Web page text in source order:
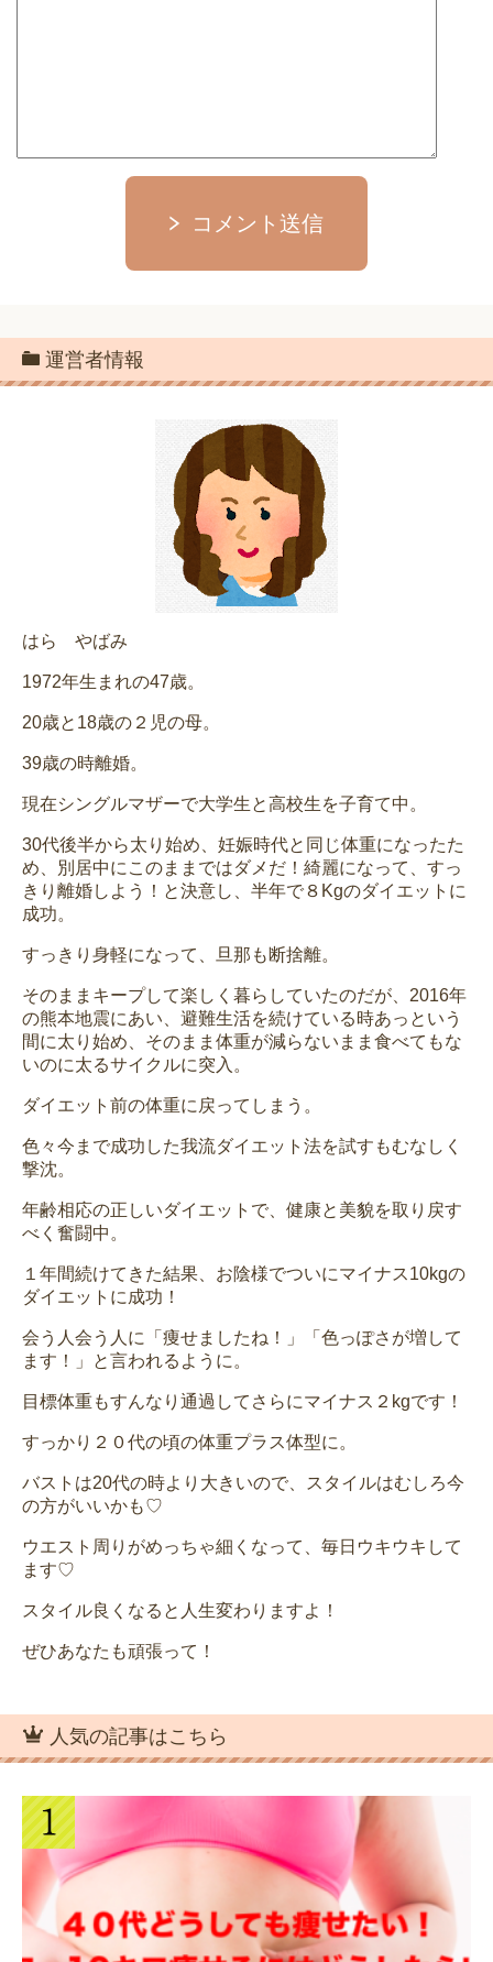
コメント送信
運営者情報
はら やばみ
1972年生まれの47歳。
20歳と18歳の２児の母。
39歳の時離婚。
現在シングルマザーで大学生と高校生を子育て中。
30代後半から太り始め、妊娠時代と同じ体重になったた
め、別居中にこのままではダメだ！綺麗になって、すっ
きり離婚しよう！と決意し、半年で８Kgのダイエットに
成功。
すっきり身軽になって、旦那も断捨離。
そのままキープして楽しく暮らしていたのだが、2016年
の熊本地震にあい、避難生活を続けている時あっという
間に太り始め、そのまま体重が減らないまま食べてもな
いのに太るサイクルに突入。
ダイエット前の体重に戻ってしまう。
色々今まで成功した我流ダイエット法を試すもむなしく
撃沈。
年齢相応の正しいダイエットで、健康と美貌を取り戻す
べく奮闘中。
１年間続けてきた結果、お陰様でついにマイナス10kgの
ダイエットに成功！
会う人会う人に「痩せましたね！」「色っぽさが増して
ます！」と言われるように。
目標体重もすんなり通過してさらにマイナス２kgです！
すっかり２０代の頃の体重プラス体型に。
バストは20代の時より大きいので、スタイルはむしろ今
の方がいいかも♡
ウエスト周りがめっちゃ細くなって、毎日ウキウキして
ます♡
スタイル良くなると人生変わりますよ！
ぜひあなたも頑張って！
人気の記事はこちら